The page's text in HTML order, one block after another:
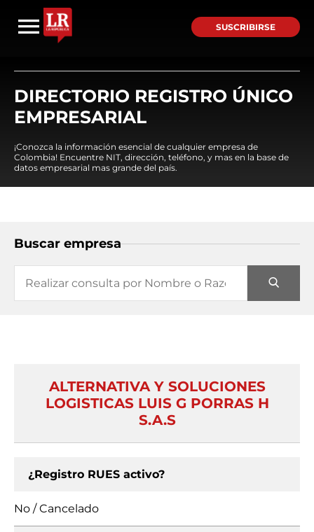
SUSCRIBIRSE
DIRECTORIO REGISTRO ÚNICO
EMPRESARIAL
¡Conozca la información esencial de cualquier empresa de
Colombia! Encuentre NIT, dirección, teléfono, y mas en la base de
datos empresarial mas grande del país.
Buscar empresa
ALTERNATIVA Y SOLUCIONES
LOGISTICAS LUIS G PORRAS H
S.A.S
¿Registro RUES activo?
No / Cancelado